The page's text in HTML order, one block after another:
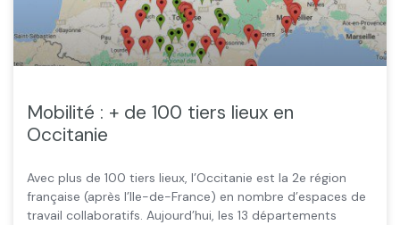
Mobilité : + de 100 tiers lieux en
Occitanie
Avec plus de 100 tiers lieux, l’Occitanie est la 2e région
française (après l’Ile-de-France) en nombre d’espaces de
travail collaboratifs. Aujourd’hui, les 13 départements